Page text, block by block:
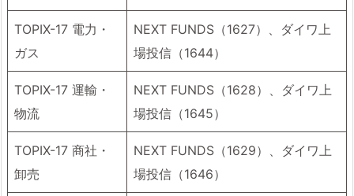
TOPIX-17 電力・
ガス
NEXT FUNDS（1627）、ダイワ上
場投信（1644）
TOPIX-17 運輸・
物流
NEXT FUNDS（1628）、ダイワ上
場投信（1645）
TOPIX-17 商社・
卸売
NEXT FUNDS（1629）、ダイワ上
場投信（1646）